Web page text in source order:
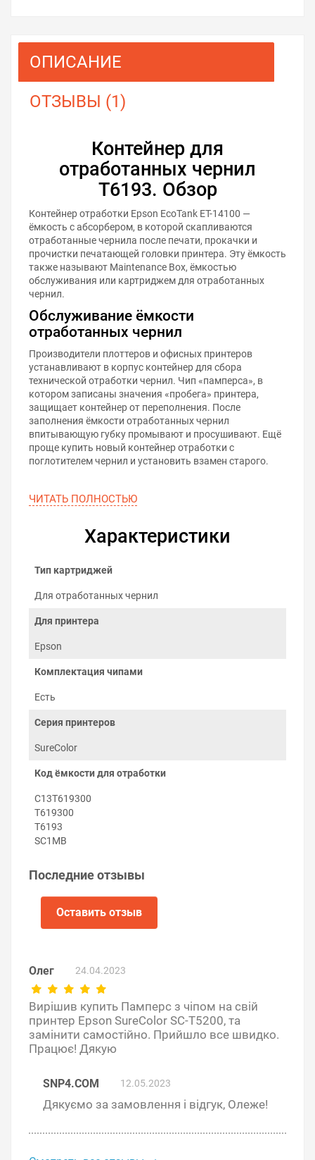
ОПИСАНИЕ
ОТЗЫВЫ (1)
Контейнер для
отработанных чернил
T6193. Обзор
Контейнер отработки Epson EcoTank ET-14100 —
ёмкость с абсорбером, в которой скапливаются
отработанные чернила после печати, прокачки и
прочистки печатающей головки принтера. Эту ёмкость
также называют Maintenance Box, ёмкостью
обслуживания или картриджем для отработанных
чернил.
Обслуживание ёмкости
отработанных чернил
Производители плоттеров и офисных принтеров
устанавливают в корпус контейнер для сбора
технической отработки чернил. Чип «памперса», в
котором записаны значения «пробега» принтера,
защищает контейнер от переполнения. После
заполнения ёмкости отработанных чернил
впитывающую губку промывают и просушивают. Ещё
проще купить новый контейнер отработки с
поглотителем чернил и установить взамен старого.
отработанных чернил на Epson
EcoTank ET-14100
самостоятельно:
Откройте крышку отсека обслуживания.
Потяните на себя использованную ёмкость
отработки и извлеките его из принтера.
Вставьте новый контейнер в слот и закройте
Советы по продлению срока
службы «памперса»
Не делайте без надобности прочистки
ЧИТАТЬ ПОЛНОСТЬЮ
Характеристики
Тип картриджей
Для отработанных чернил
Для принтера
Epson
Комплектация чипами
Есть
Серия принтеров
SureColor
Код ёмкости для отработки
C13T619300
T619300
T6193
SC1MB
Последние отзывы
Оставить отзыв
Олег 24.04.2023
Вирішив купить Памперс з чіпом на свій
принтер Epson SureColor SC-T5200, та
замінити самостійно. Прийшло все швидко.
Працює! Дякую
SNP4.COM 12.05.2023
Дякуємо за замовлення і відгук, Олеже!